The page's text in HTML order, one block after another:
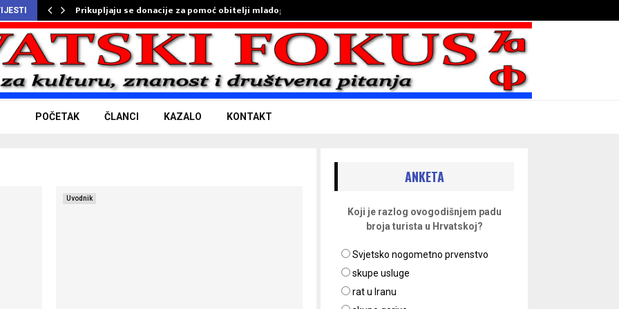
Prikupljaju se donacije za pomoć obitelji mladog…
POČETAK ČLANCI KAZALO KONTAKT
Uvodnik
ANKETA
Koji je razlog ovogodišnjem padu
broja turista u Hrvatskoj?
Svjetsko nogometno prvenstvo
skupe usluge
rat u Iranu